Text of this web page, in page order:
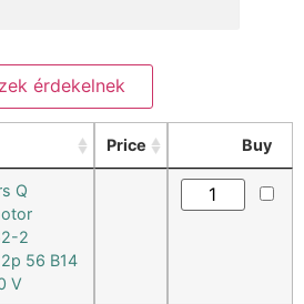
Price Buy
Q
2
56 B14
V